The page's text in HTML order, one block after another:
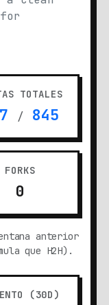
TOTALES
/ 845
FORKS
0
anterior
que H2H).
(30D)